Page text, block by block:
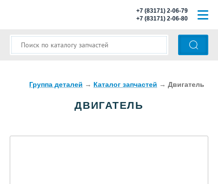
Группа деталей → Каталог запчастей → Двигатель
ДВИГАТЕЛЬ
+7 (83171) 2-06-79
+7 (83171) 2-06-80
КАТАЛОГ ЗАПЧАСТЕЙ
МОДЕЛИ АВТОБУСОВ